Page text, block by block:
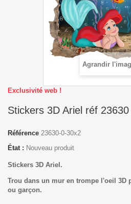
Agrandir
Exclusivité web !
Stickers 3D Ariel réf 23630
Référence 23630-0-30x2
État : Nouveau produit
Stickers 3D Ariel.
Trou dans un mur en trompe l'oeil 3D
ou garçon.